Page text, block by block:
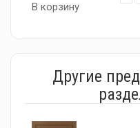
В корзину
Другие